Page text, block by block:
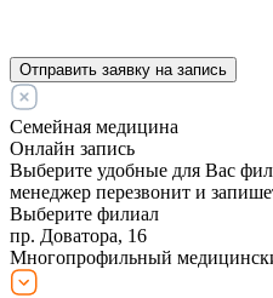
Отправить заявку на запись
Семейная медицина
Онлайн запись
Выберите удобные для Вас
менеджер перезвонит и
Выберите филиал
пр. Доватора, 16
Многопрофильный